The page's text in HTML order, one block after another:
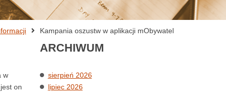
Kampania oszustw w aplikacji mObywatel
w
on
ARCHIWUM
sierpień 2026
lipiec 2026